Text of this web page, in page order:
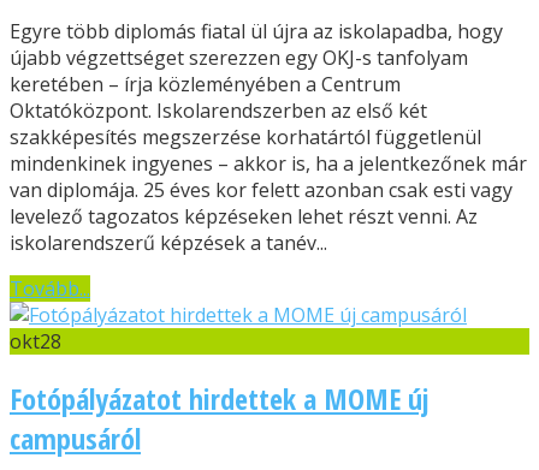
Egyre több diplomás fiatal ül újra az iskolapadba, hogy
újabb végzettséget szerezzen egy OKJ-s tanfolyam
keretében – írja közleményében a Centrum
Oktatóközpont. Iskolarendszerben az első két
szakképesítés megszerzése korhatártól függetlenül
mindenkinek ingyenes – akkor is, ha a jelentkezőnek már
van diplomája. 25 éves kor felett azonban csak esti vagy
levelező tagozatos képzéseken lehet részt venni. Az
iskolarendszerű képzések a tanév...
Tovább...
okt28
Fotópályázatot hirdettek a MOME új
campusáról